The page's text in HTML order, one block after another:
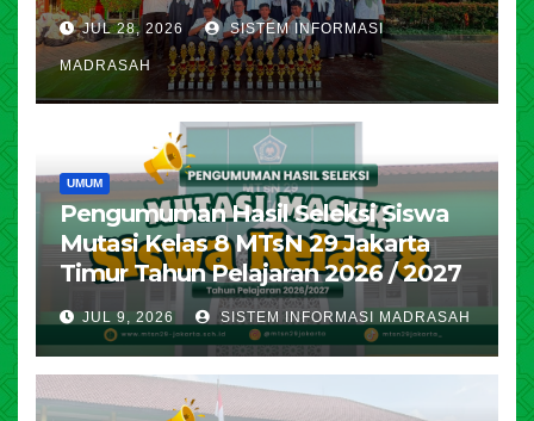
JUL 28, 2026 SISTEM INFORMASI
MADRASAH
UMUM
Pengumuman Hasil Seleksi Siswa
Mutasi Kelas 8 MTsN 29 Jakarta
Timur Tahun Pelajaran 2026 / 2027
JUL 9, 2026 SISTEM INFORMASI MADRASAH